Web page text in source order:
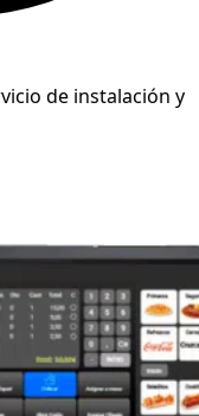
de instalación y